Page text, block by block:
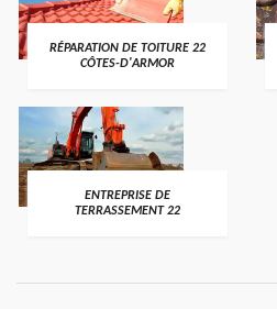
RÉPARATION DE TOITURE 22
CÔTES-D'ARMOR
ENTREPRISE DE
TERRASSEMENT 22